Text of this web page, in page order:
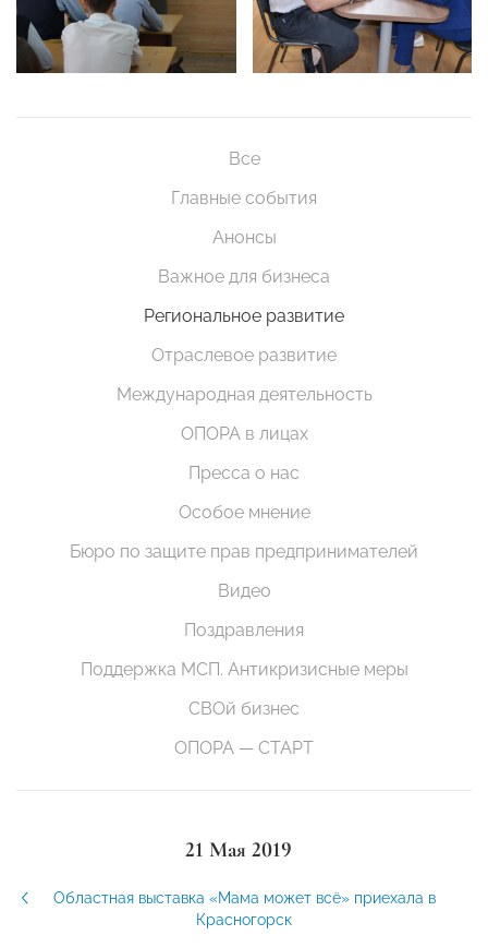
Все
Главные события
Анонсы
Важное для бизнеса
Региональное развитие
Отраслевое развитие
Международная деятельность
ОПОРА в лицах
Пресса о нас
Особое мнение
Бюро по защите прав предпринимателей
Видео
Поздравления
Поддержка МСП. Антикризисные меры
СВОй бизнес
ОПОРА — СТАРТ
21 Мая 2019
Областная выставка «Мама может всё» приехала в
Красногорск